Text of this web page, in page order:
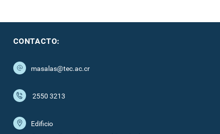
CONTACTO:
masalas@tec.ac.cr
2550 3213
Edificio